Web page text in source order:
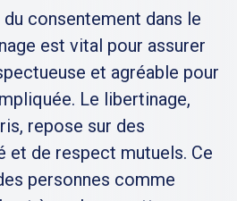
consentement dans le
est vital pour assurer
et agréable pour
Le libertinage,
repose sur des
et de respect mutuels. Ce
personnes comme